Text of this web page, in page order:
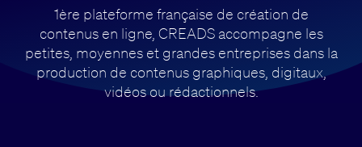
1ère plateforme française de création de
contenus en ligne, CREADS accompagne les
petites, moyennes et grandes entreprises dans la
production de contenus graphiques, digitaux,
vidéos ou rédactionnels.